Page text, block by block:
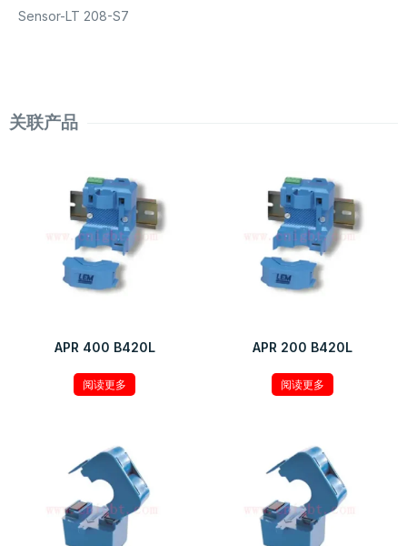
Sensor-LT 208-S7
关联产品
APR 400 B420L
阅读更多
APR 200 B420L
阅读更多